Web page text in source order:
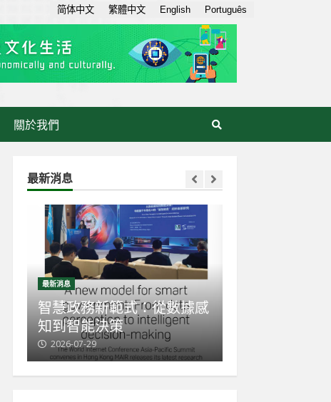
關於我們
最新消息
最新消息
智慧政務新範式：從數據感
知到智能決策
2026-07-29
简体中文 繁體中文 English Português